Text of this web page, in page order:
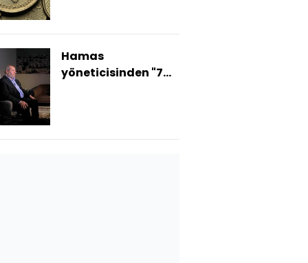
Hamas
yöneticisinden "7